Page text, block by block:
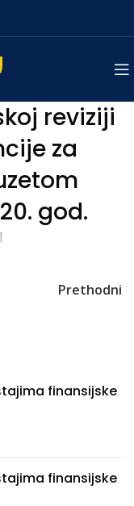
reviziji
za
god.
Prethodni
finansijske
finansijske